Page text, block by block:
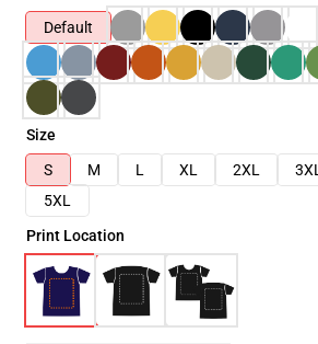
Default
Size
S
M L XL 2XL 3XL
5XL
Print Location